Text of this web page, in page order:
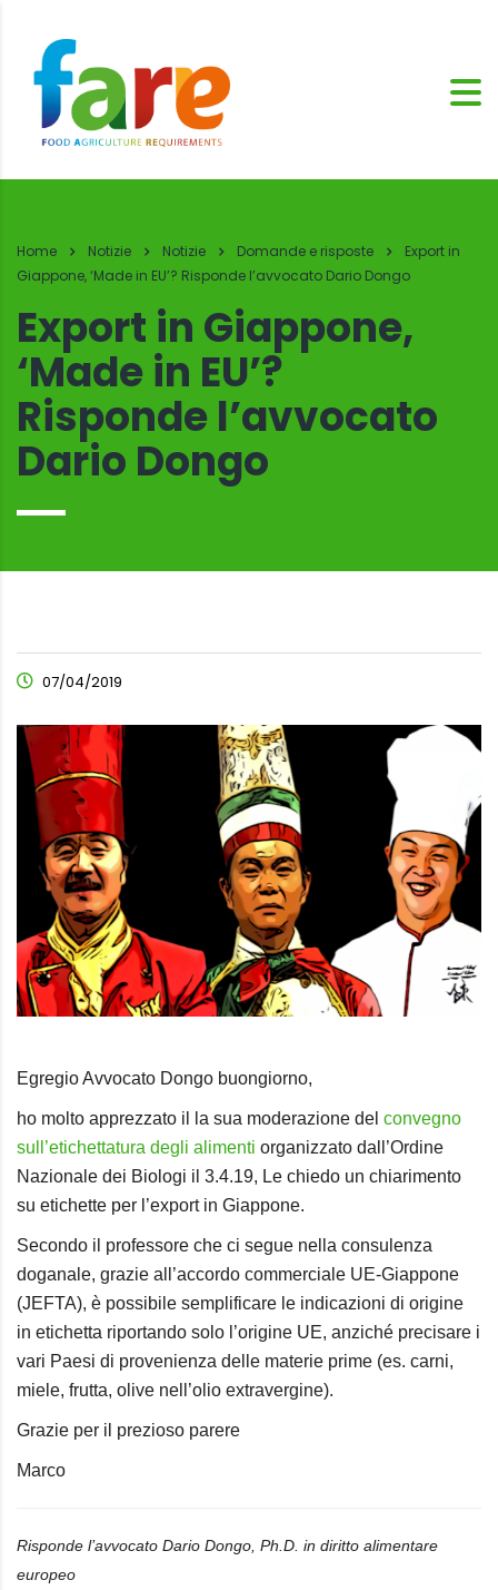
Home Notizie Notizie Domande e risposte
Export in
Giappone, ‘Made in EU’? Risponde l’avvocato Dario Dongo
Export in Giappone,
‘Made in EU’?
Risponde l’avvocato
Dario Dongo
07/04/2019
Egregio Avvocato Dongo buongiorno,
ho molto apprezzato il la sua moderazione del convegno
sull’etichettatura degli alimenti organizzato dall’Ordine
Nazionale dei Biologi il 3.4.19, Le chiedo un chiarimento
su etichette per l’export in Giappone.
Secondo il professore che ci segue nella consulenza
doganale, grazie all’accordo commerciale UE-Giappone
(JEFTA), è possibile semplificare le indicazioni di origine
in etichetta riportando solo l’origine UE, anziché precisare i
vari Paesi di provenienza delle materie prime (es. carni,
miele, frutta, olive nell’olio extravergine).
Grazie per il prezioso parere
Marco
Risponde l’avvocato Dario Dongo, Ph.D. in diritto alimentare
europeo